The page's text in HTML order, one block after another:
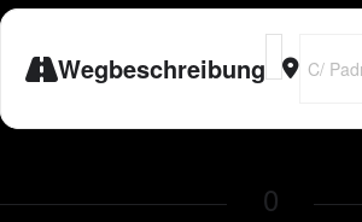
Wegbeschreibung
Address -
0